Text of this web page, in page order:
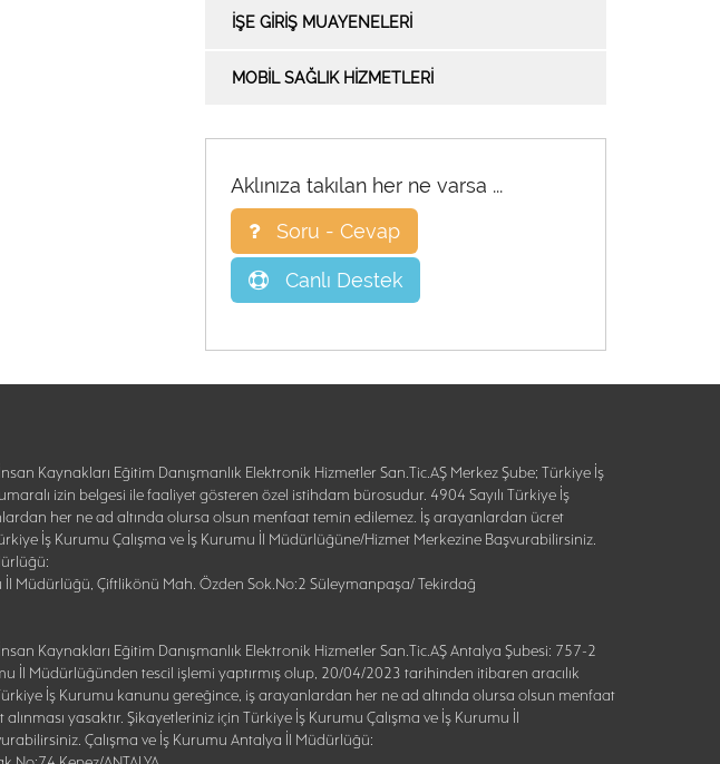
İŞE GİRİŞ MUAYENELERİ
MOBİL SAĞLIK HİZMETLERİ
Aklınıza takılan her ne varsa ...
Soru - Cevap
Canlı Destek
Kaynakları Eğitim Danışmanlık Elektronik Hizmetler San.Tic.AŞ Merkez Şube; Türkiye İş
izin belgesi ile faaliyet gösteren özel istihdam bürosudur. 4904 Sayılı Türkiye İş
her ne ad altında olursa olsun menfaat temin edilemez. İş arayanlardan ücret
İş Kurumu Çalışma ve İş Kurumu İl Müdürlüğüne/Hizmet Merkezine Başvurabilirsiniz.
İl Müdürlüğü, Çiftlikönü Mah. Özden Sok.No:2 Süleymanpaşa/ Tekirdağ
Kaynakları Eğitim Danışmanlık Elektronik Hizmetler San.Tic.AŞ Antalya Şubesi: 757-2
İl Müdürlüğünden tescil işlemi yaptırmış olup, 20/04/2023 tarihinden itibaren aracılık
İş Kurumu kanunu gereğince, iş arayanlardan her ne ad altında olursa olsun menfaat
yasaktır. Şikayetleriniz için Türkiye İş Kurumu Çalışma ve İş Kurumu İl
Çalışma ve İş Kurumu Antalya İl Müdürlüğü: